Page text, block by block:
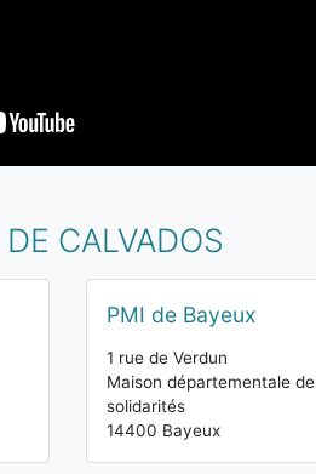
CALVADOS
PMI de Bayeux
1 rue de Verdun
Maison départementale
solidarités
14400 Bayeux